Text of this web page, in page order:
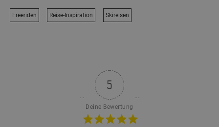
Freeriden Reise-Inspiration Skireisen
5
Deine Bewertung